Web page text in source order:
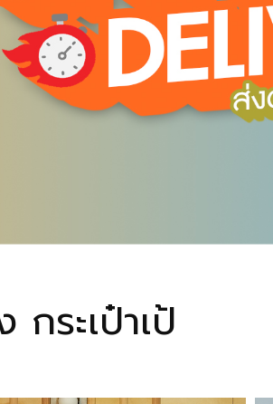
กระเป๋าเป้